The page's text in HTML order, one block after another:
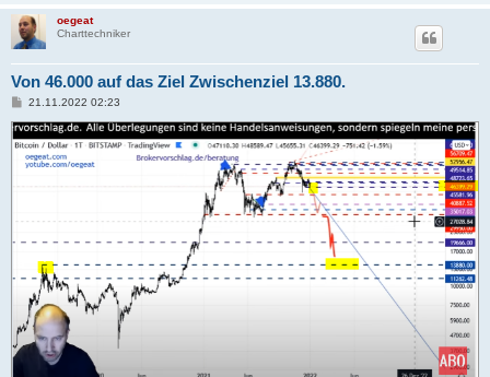
oegeat
Charttechniker
Von 46.000 auf das Ziel Zwischenziel 13.880.
B
i
t
r
a
21.11.2022 02:23